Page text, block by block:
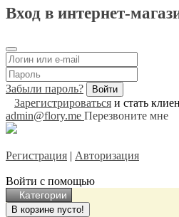
Вход в интернет-
Забыли пароль?
Зарегистрироваться и стать
admin@flory.me Перезвоните мне
Регистрация | Авторизация
Войти с помощью
Категории
В корзине пусто!